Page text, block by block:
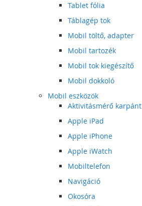
Tablet fólia
Táblagép tok
Mobil töltő, adapter
Mobil tartozék
Mobil tok kiegészítő
Mobil dokkoló
Mobil eszközök
Aktivitásmérő karpánt
Apple iPad
Apple iPhone
Apple iWatch
Mobiltelefon
Navigáció
Okosóra